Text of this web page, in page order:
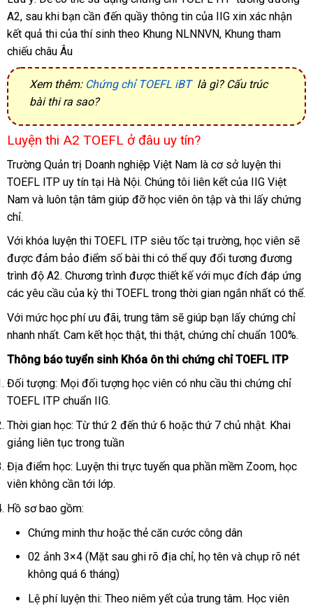
A2, sau khi bạn cần đến quầy thông tin của IIG xin xác nhận
kết quả thi của thí sinh theo Khung NLNNVN, Khung tham
chiếu châu Âu
Xem thêm: Chứng chỉ TOEFL iBT là gì? Cấu trúc
bài thi ra sao?
Luyện thi A2 TOEFL ở đâu uy tín?
Trường Quản trị Doanh nghiệp Việt Nam là cơ sở luyện thi
TOEFL ITP uy tín tại Hà Nội. Chúng tôi liên kết của IIG Việt
Nam và luôn tận tâm giúp đỡ học viên ôn tập và thi lấy chứng
chỉ.
Với khóa luyện thi TOEFL ITP siêu tốc tại trường, học viên sẽ
được đảm bảo điểm số bài thi có thể quy đổi tương đương
trình độ A2. Chương trình được thiết kế với mục đích đáp ứng
các yêu cầu của kỳ thi TOEFL trong thời gian ngắn nhất có thể.
Với mức học phí ưu đãi, trung tâm sẽ giúp bạn lấy chứng chỉ
nhanh nhất. Cam kết học thật, thi thật, chứng chỉ chuẩn 100%.
Thông báo tuyển sinh Khóa ôn thi chứng chỉ TOEFL ITP
Đối tượng: Mọi đối tượng học viên có nhu cầu thi chứng chỉ
TOEFL ITP chuẩn IIG.
Thời gian học: Từ thứ 2 đến thứ 6 hoặc thứ 7 chủ nhật. Khai
giảng liên tục trong tuần
Địa điểm học: Luyện thi trực tuyến qua phần mềm Zoom, học
viên không cần tới lớp.
Hồ sơ bao gồm:
Chứng minh thư hoặc thẻ căn cước công dân
02 ảnh 3×4 (Mặt sau ghi rõ địa chỉ, họ tên và chụp rõ nét
không quá 6 tháng)
Lệ phí luyện thi: Theo niêm yết của trung tâm. Học viên